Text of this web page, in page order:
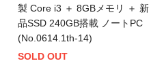
製 Core i3 ＋ 8GBメモリ ＋ 新
品SSD 240GB搭載 ノートPC
(No.0614.1th-14)
SOLD OUT